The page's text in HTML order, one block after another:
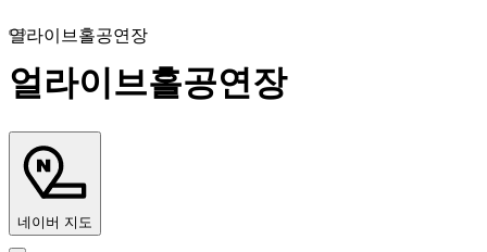
얼라이브홀공연장
얼라이브홀공연장
네이버 지도